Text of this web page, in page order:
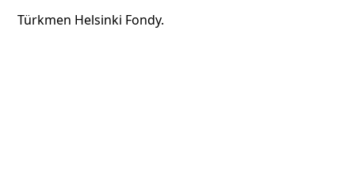
Türkmen Helsinki Fondy.